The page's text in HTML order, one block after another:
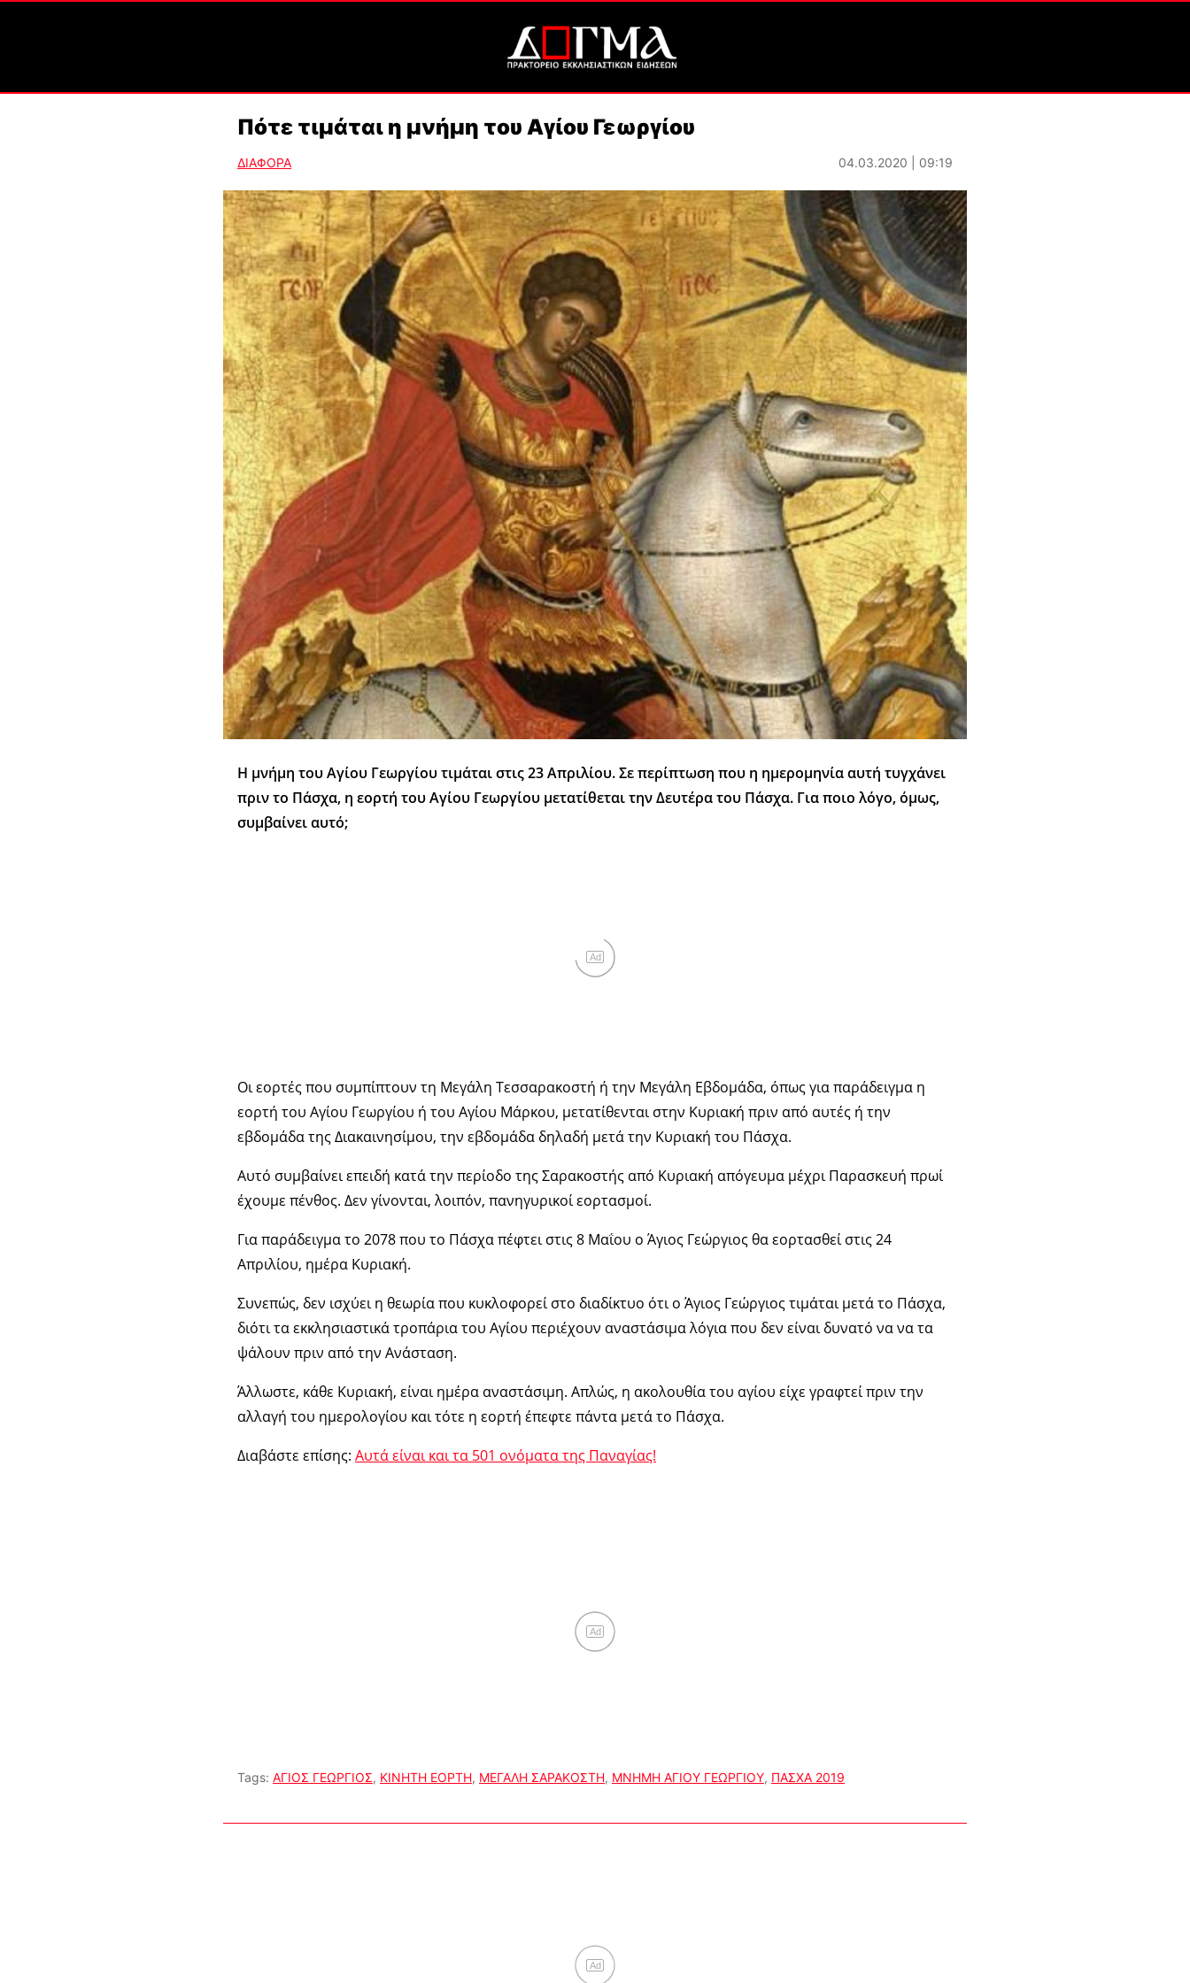
Πότε τιμάται η μνήμη του Αγίου Γεωργίου
ΔΙΑΦΟΡΑ 04.03.2020 | 09:19
Η μνήμη του Αγίου Γεωργίου τιμάται στις 23 Απριλίου. Σε περίπτωση που η ημερομηνία αυτή τυγχάνει
πριν το Πάσχα, η εορτή του Αγίου Γεωργίου μετατίθεται την Δευτέρα του Πάσχα. Για ποιο λόγο, όμως,
συμβαίνει αυτό;
Ad
Οι εορτές που συμπίπτουν τη Μεγάλη Τεσσαρακοστή ή την Μεγάλη Εβδομάδα, όπως για παράδειγμα η
εορτή του Αγίου Γεωργίου ή του Αγίου Μάρκου, μετατίθενται στην Κυριακή πριν από αυτές ή την
εβδομάδα της Διακαινησίμου, την εβδομάδα δηλαδή μετά την Κυριακή του Πάσχα.
Αυτό συμβαίνει επειδή κατά την περίοδο της Σαρακοστής από Κυριακή απόγευμα μέχρι Παρασκευή πρωί
έχουμε πένθος. Δεν γίνονται, λοιπόν, πανηγυρικοί εορτασμοί.
Για παράδειγμα το 2078 που το Πάσχα πέφτει στις 8 Μαΐου ο Άγιος Γεώργιος θα εορτασθεί στις 24
Απριλίου, ημέρα Κυριακή.
Συνεπώς, δεν ισχύει η θεωρία που κυκλοφορεί στο διαδίκτυο ότι ο Άγιος Γεώργιος τιμάται μετά το Πάσχα,
διότι τα εκκλησιαστικά τροπάρια του Αγίου περιέχουν αναστάσιμα λόγια που δεν είναι δυνατό να να τα
ψάλουν πριν από την Ανάσταση.
Άλλωστε, κάθε Κυριακή, είναι ημέρα αναστάσιμη. Απλώς, η ακολουθία του αγίου είχε γραφτεί πριν την
αλλαγή του ημερολογίου και τότε η εορτή έπεφτε πάντα μετά το Πάσχα.
Διαβάστε επίσης: Αυτά είναι και τα 501 ονόματα της Παναγίας!
Ad
Tags: ΑΓΙΟΣ ΓΕΩΡΓΙΟΣ, ΚΙΝΗΤΗ ΕΟΡΤΗ, ΜΕΓΑΛΗ ΣΑΡΑΚΟΣΤΗ, ΜΝΗΜΗ ΑΓΙΟΥ ΓΕΩΡΓΙΟΥ, ΠΑΣΧΑ 2019
Ad